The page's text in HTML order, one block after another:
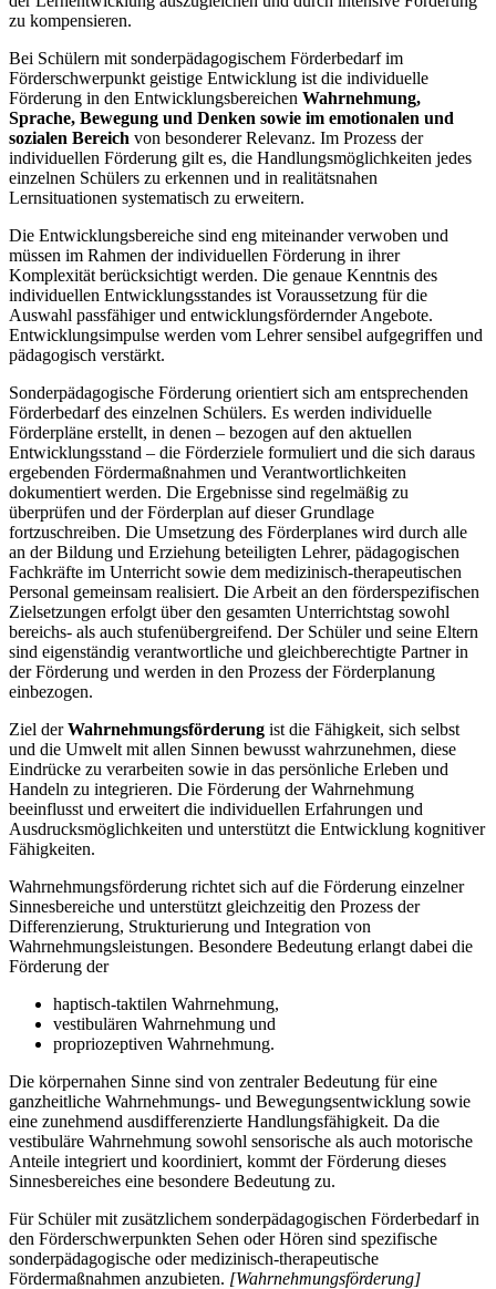
zu kompensieren.
Bei Schülern mit sonderpädagogischem Förderbedarf im
Förderschwerpunkt geistige Entwicklung ist die individuelle
Förderung in den Entwicklungsbereichen Wahrnehmung,
Sprache, Bewegung und Denken sowie im emotionalen und
sozialen Bereich von besonderer Relevanz. Im Prozess der
individuellen Förderung gilt es, die Handlungsmöglichkeiten jedes
einzelnen Schülers zu erkennen und in realitätsnahen
Lernsituationen systematisch zu erweitern.
Die Entwicklungsbereiche sind eng miteinander verwoben und
müssen im Rahmen der individuellen Förderung in ihrer
Komplexität berücksichtigt werden. Die genaue Kenntnis des
individuellen Entwicklungsstandes ist Voraussetzung für die
Auswahl passfähiger und entwicklungsfördernder Angebote.
Entwicklungsimpulse werden vom Lehrer sensibel aufgegriffen und
pädagogisch verstärkt.
Sonderpädagogische Förderung orientiert sich am entsprechenden
Förderbedarf des einzelnen Schülers. Es werden individuelle
Förderpläne erstellt, in denen – bezogen auf den aktuellen
Entwicklungsstand – die Förderziele formuliert und die sich daraus
ergebenden Fördermaßnahmen und Verantwortlichkeiten
dokumentiert werden. Die Ergebnisse sind regelmäßig zu
überprüfen und der Förderplan auf dieser Grundlage
fortzuschreiben. Die Umsetzung des Förderplanes wird durch alle
an der Bildung und Erziehung beteiligten Lehrer, pädagogischen
Fachkräfte im Unterricht sowie dem medizinisch-therapeutischen
Personal gemeinsam realisiert. Die Arbeit an den förderspezifischen
Zielsetzungen erfolgt über den gesamten Unterrichtstag sowohl
bereichs- als auch stufenübergreifend. Der Schüler und seine Eltern
sind eigenständig verantwortliche und gleichberechtigte Partner in
der Förderung und werden in den Prozess der Förderplanung
einbezogen.
Ziel derWahrnehmungsförderung ist die Fähigkeit, sich selbst
und die Umwelt mit allen Sinnen bewusst wahrzunehmen, diese
Eindrücke zu verarbeiten sowie in das persönliche Erleben und
Handeln zu integrieren. Die Förderung der Wahrnehmung
beeinflusst und erweitert die individuellen Erfahrungen und
Ausdrucksmöglichkeiten und unterstützt die Entwicklung kognitiver
Fähigkeiten.
Wahrnehmungsförderung richtet sich auf die Förderung einzelner
Sinnesbereiche und unterstützt gleichzeitig den Prozess der
Differenzierung, Strukturierung und Integration von
Wahrnehmungsleistungen. Besondere Bedeutung erlangt dabei die
Förderung der
haptisch-taktilen Wahrnehmung,
vestibulären Wahrnehmung und
propriozeptiven Wahrnehmung.
Die körpernahen Sinne sind von zentraler Bedeutung für eine
ganzheitliche Wahrnehmungs- und Bewegungsentwicklung sowie
eine zunehmend ausdifferenzierte Handlungsfähigkeit. Da die
vestibuläre Wahrnehmung sowohl sensorische als auch motorische
Anteile integriert und koordiniert, kommt der Förderung dieses
Sinnesbereiches eine besondere Bedeutung zu.
Für Schüler mit zusätzlichem sonderpädagogischen Förderbedarf in
den Förderschwerpunkten Sehen oder Hören sind spezifische
sonderpädagogische oder medizinisch-therapeutische
Fördermaßnahmen anzubieten. [Wahrnehmungsförderung]